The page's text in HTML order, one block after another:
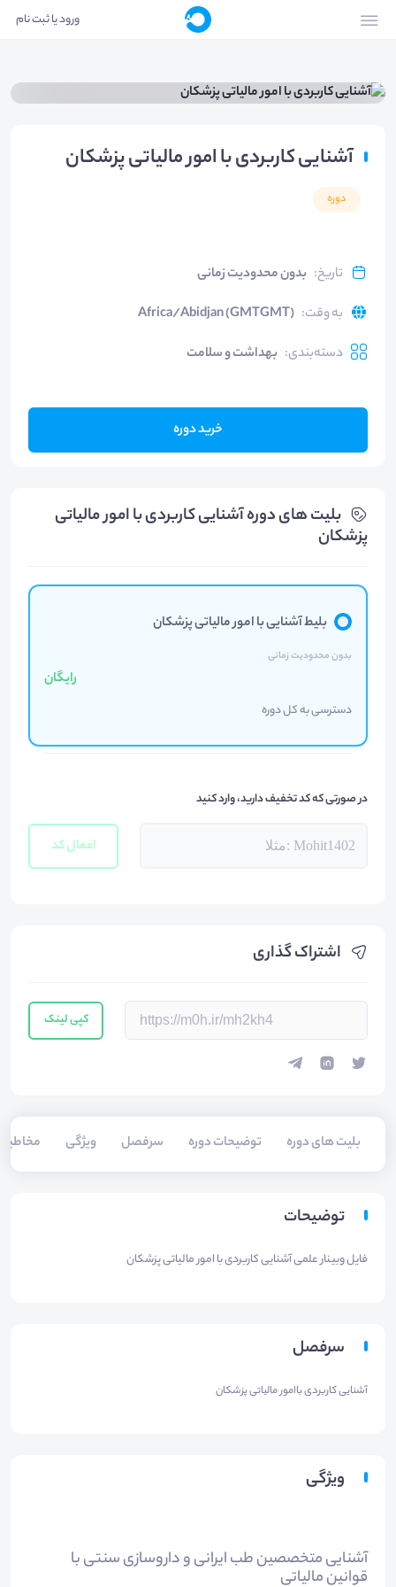
ورود یا ثبت نام
آشنایی کاربردی با امور مالیاتی پزشکان
دوره
تاریخ: بدون محدودیت زمانی
به وقت:
Africa/Abidjan (GMTGMT)
دسته‌بندی: بهداشت و سلامت
خرید دوره
اشتراک گذاری
کپی لینک
بلیت های دوره توضیحات دوره سرفصل ویژگی
بلیت های دوره آشنایی کاربردی با امور مالیاتی
پزشکان
بلیط آشنایی با امور مالیاتی پزشکان
بدون محدودیت زمانی
رایگان
دسترسی به کل دوره
در صورتی که کد تخفیف دارید، وارد کنید
اعمال کد
توضیحات
فایل وبینار علمی آشنایی کاربردی با امور مالیاتی پزشکان
سرفصل
آشنایی كاربردی باامور مالیاتی پزشكان
ویژگی
آشنایی متخصصین طب ایرانی و داروسازی سنتی با
قوانین مالیاتی